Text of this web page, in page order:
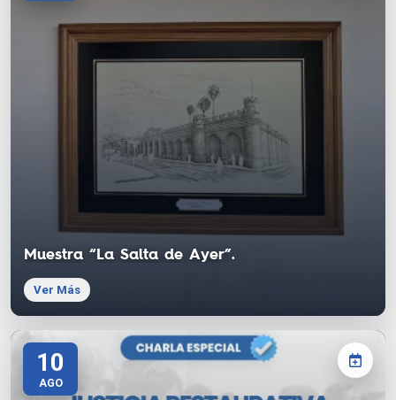
Muestra “La Salta de Ayer”.
Ver Más
10
AGO